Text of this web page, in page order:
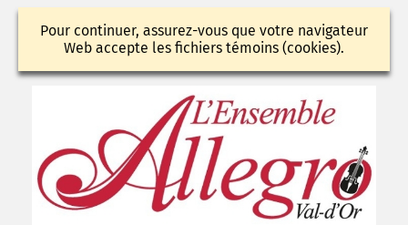
Pour continuer, assurez-vous que votre navigateur
Web accepte les fichiers témoins (cookies).